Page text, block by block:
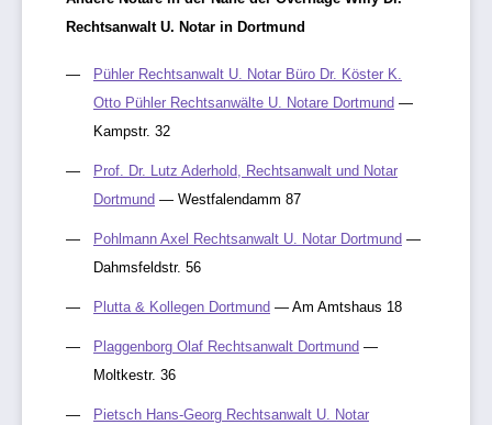
Rechtsanwalt U. Notar in Dortmund
Pühler Rechtsanwalt U. Notar Büro Dr. Köster K.
Otto Pühler Rechtsanwälte U. Notare Dortmund —
Kampstr. 32
Prof. Dr. Lutz Aderhold, Rechtsanwalt und Notar
Dortmund — Westfalendamm 87
Pohlmann Axel Rechtsanwalt U. Notar Dortmund —
Dahmsfeldstr. 56
Plutta & Kollegen Dortmund — Am Amtshaus 18
Plaggenborg Olaf Rechtsanwalt Dortmund —
Moltkestr. 36
Pietsch Hans-Georg Rechtsanwalt U. Notar